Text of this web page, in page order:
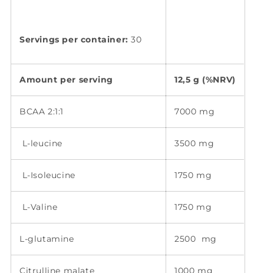
Servings per container: 30
Amount per serving 12,5 g (%NRV)
BCAA 2:1:1 7000 mg
L-leucine 3500 mg
L-Isoleucine 1750 mg
L-Valine 1750 mg
L-glutamine 2500 mg
Citrulline malate 1000 mg